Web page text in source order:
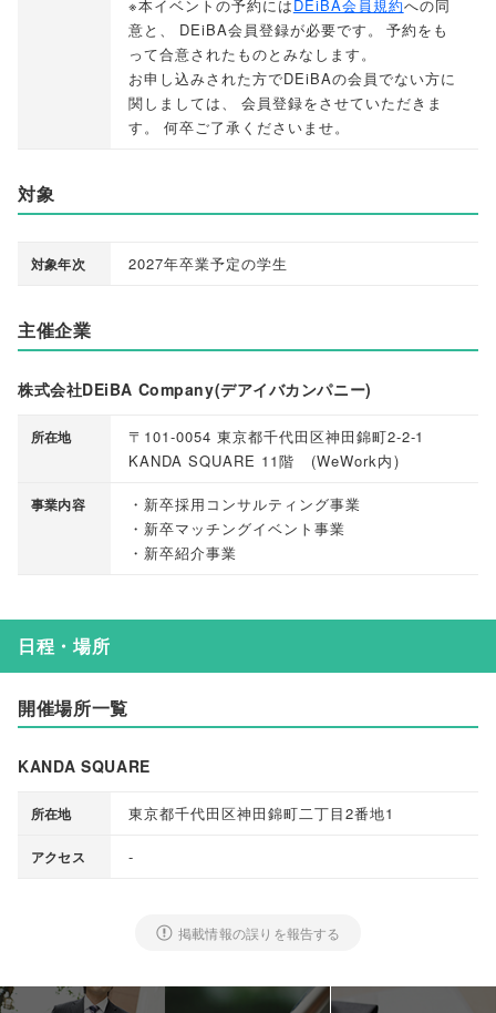
※本イベントの予約には DEiBA会員規約への同
意と 、 DEiBA会員登録が必要です。
予約をも
って合意されたものとみなします。
お申し込みされた方でDEiBAの会員でない方に
関しましては、
会員登録をさせていただきま
す。 何卒ご了承くださいませ。
対象
対象年次 2027年卒業予定の学生
主催企業
株式会社DEiBA Company(デアイバカンパニー)
所在地
〒101-0054 東京都千代田区神田錦町2-2-1
KANDA SQUARE 11階
(WeWork内)
事業内容
・新卒採用コンサルティング事業
・新卒マッチングイベント事業
・新卒紹介事業
日程・場所
開催場所一覧
KANDA SQUARE
所在地 東京都千代田区神田錦町二丁目2番地1
アクセス -
掲載情報の誤りを報告する